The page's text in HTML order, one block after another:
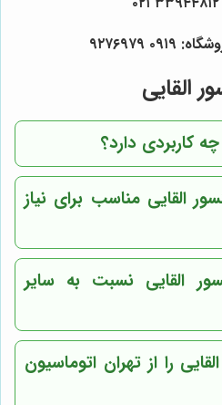
۹۲۷۶۹۷۹
القایی
کاربردی دارد؟
القایی مناسب برای نیاز
القایی نسبت به سایر
را از تهران اتوماسیون